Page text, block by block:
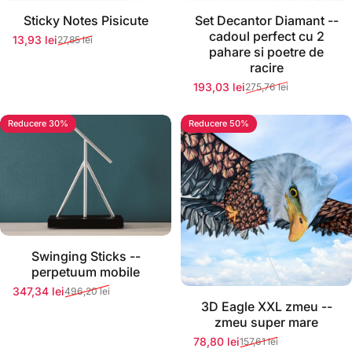
Stoc momentan epuizat
Sticky Notes Pisicute
Preț redus
13,93 lei
Preț normal
27,85 lei
Stoc momentan epuizat
Set Decantor Diamant --
cadoul perfect cu 2
pahare si poetre de
racire
Preț redus
193,03 lei
Preț normal275,76 lei
Reducere 30%
Stoc momentan epuizat
Swinging Sticks --
perpetuum mobile
Preț redus
347,34 lei
Preț normal496,20 lei
Reducere 50%
Stoc momentan epuizat
3D Eagle XXL zmeu --
zmeu super mare
Preț redus
78,80 lei
Preț normal157,61 lei